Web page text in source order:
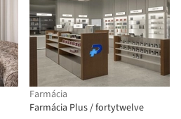
Farmácia
Farmácia Plus / fortytwelve